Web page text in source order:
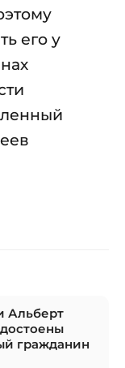
его у
Альберт
гражданин